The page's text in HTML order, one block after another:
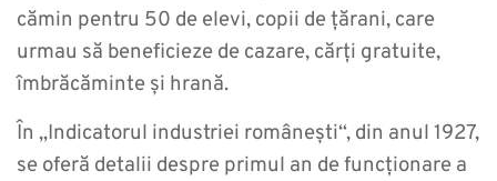
cămin pentru 50 de elevi, copii de țărani, care
urmau să beneficieze de cazare, cărți gratuite,
îmbrăcăminte și hrană.
În „Indicatorul industriei românești“, din anul 1927,
se oferă detalii despre primul an de funcționare a